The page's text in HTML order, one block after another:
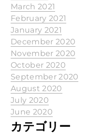
March 2021
February 2021
January 2021
December 2020
November 2020
October 2020
September 2020
August 2020
July 2020
June 2020
カテゴリー